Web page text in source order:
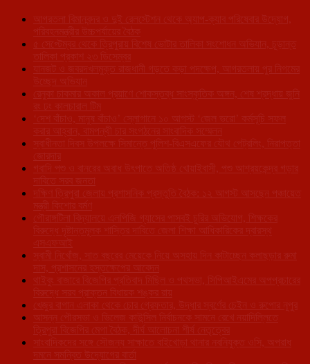
আগরতলা বিমানবন্দর ও দুই রেলস্টেশন থেকে অ্যাপ-ক্যাব পরিষেবার উদ্যোগ,
পরিবহনমন্ত্রীর উচ্চপর্যায়ের বৈঠক
৫ সেপ্টেম্বর থেকে ত্রিপুরায় বিশেষ ভোটার তালিকা সংশোধন অভিযান, চূড়ান্ত
তালিকা প্রকাশ ২৩ ডিসেম্বর
যানজট ও জবরদখলমুক্ত রাজধানী গড়তে কড়া পদক্ষেপ, আগরতলায় পুর নিগমের
উচ্ছেদ অভিযান
রেনুকা চাকমার অকাল প্রয়াণে শোকস্তব্ধ সাংস্কৃতিক অঙ্গন, শেষ শ্রদ্ধায় জুনি
রং ঢং কালচারাল টিম
‘দেশ বাঁচাও, মানুষ বাঁচাও’ স্লোগানে ১০ আগস্ট ‘জেল ভরো’ কর্মসূচি সফল
করার আহ্বান, বামপন্থী চার সংগঠনের সাংবাদিক সম্মেলন
স্বাধীনতা দিবস উপলক্ষে সিমান্তে পুলিশ-বিএসএফের যৌথ পেট্রলিং, নিরাপত্তা
জোরদার
গবাদি পশু ও বানরের অবাধ উৎপাতে অতিষ্ঠ খোয়াইবাসী, পশু আশ্রয়কেন্দ্র গড়ার
দাবিতে সরব জনতা
দক্ষিণ ত্রিপুরা জেলায় প্রশাসনিক প্রস্তুতি বৈঠক: ১২ আগস্ট আসছেন পঞ্চায়েত
মন্ত্রী কিশোর বর্মণ
গৌরাঙ্গটিলা বিদ্যালয়ে এলপিজি গ্যাসের পাসবই চুরির অভিযোগ, শিক্ষকের
বিরুদ্ধে দৃষ্টান্তমূলক শাস্তির দাবিতে জেলা শিক্ষা আধিকারিকের দ্বারস্থ
এসএফআই
স্বামী নিখোঁজ, সাত বছরের মেয়েকে নিয়ে অসহায় দিন কাটাচ্ছেন কলাছড়ার রুমা
দাস, প্রশাসনের হস্তক্ষেপের আবেদন
থাইবুং বাজারে বিজেপির প্রতিবাদ মিছিল ও পথসভা, সিপিআইএমের অপপ্রচারের
বিরুদ্ধে সরব প্রাক্তন বিধায়ক শঙ্কর রায়
খেজুর বাগান এলাকা থেকে চোর গ্রেফতার, উদ্ধার স্বর্ণের চেইন ও রুপোর নূপুর
আসন্ন পৌরসভা ও ভিলেজ কাউন্সিল নির্বাচনকে সামনে রেখে নয়াদিল্লিতে
ত্রিপুরা বিজেপির মেগা বৈঠক, দীর্ঘ আলোচনা শীর্ষ নেতৃত্বের
সাংবাদিকদের সঙ্গে সৌজন্য সাক্ষাতে বাইখোড়া থানার নবনিযুক্ত ওসি, অপরাধ
দমনে সমন্বিত উদ্যোগের বার্তা